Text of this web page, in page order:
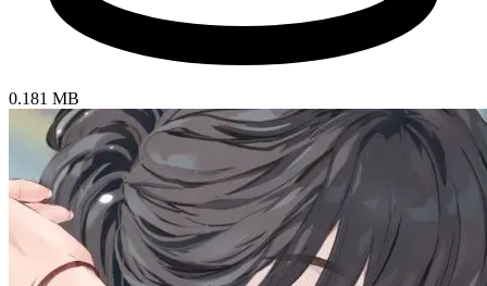
0.181 MB